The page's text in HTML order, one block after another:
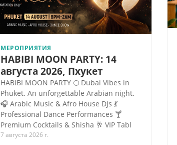
МЕРОПРИЯТИЯ
HABIBI MOON PARTY: 14
августа 2026, Пхукет
HABIBI MOON PARTY 🌕 Dubai Vibes in
Phuket. An unforgettable Arabian night.
🎧 Arabic Music & Afro House DJs 💃
Professional Dance Performances 🍸
Premium Cocktails & Shisha 🥂 VIP Tabl
7 августа 2026 г.